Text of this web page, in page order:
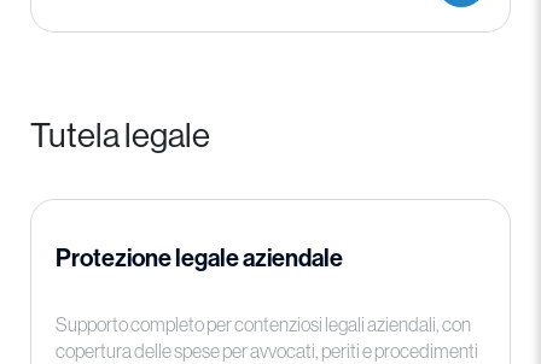
Tutela legale
Protezione legale aziendale
Supporto completo per contenziosi legali aziendali, con
copertura delle spese per avvocati, periti e procedimenti